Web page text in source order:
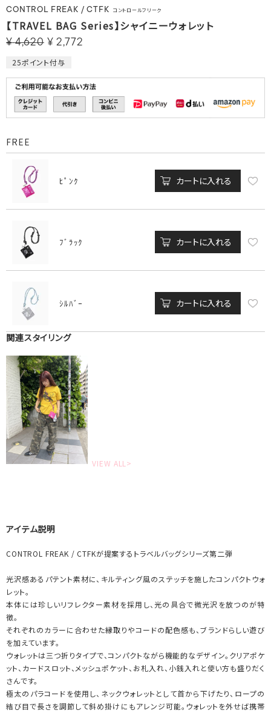
CONTROL FREAK / CTFK コントロールフリーク
【TRAVEL BAG Series】シャイニーウォレット
¥ 4,620 ¥ 2,772
25ポイント付与
FREE
ﾋﾟﾝｸ カートに入れる
ﾌﾞﾗｯｸ カートに入れる
ｼﾙﾊﾞｰ カートに入れる
関連スタイリング
VIEW ALL>
アイテム説明
CONTROL FREAK / CTFKが提案するトラベルバッグシリーズ第二弾
光沢感あるパテント素材に、キルティング風のステッチを施したコンパクトウォ
レット。
本体には珍しいリフレクター素材を採用し、光の具合で微光沢を放つのが特
徴。
それぞれのカラーに合わせた縁取りやコードの配色感も、ブランドらしい遊び
を加えています。
ウォレットは三つ折りタイプで、コンパクトながら機能的なデザイン。クリアポケ
ット、カードスロット、メッシュポケット、お札入れ、小銭入れと使い方も盛りだく
さんです。
極太のパラコードを使用し、ネックウォレットとして首から下げたり、ロープの
結び目で長さを調節して斜め掛けにもアレンジ可能。ウォレットを外せば携帯